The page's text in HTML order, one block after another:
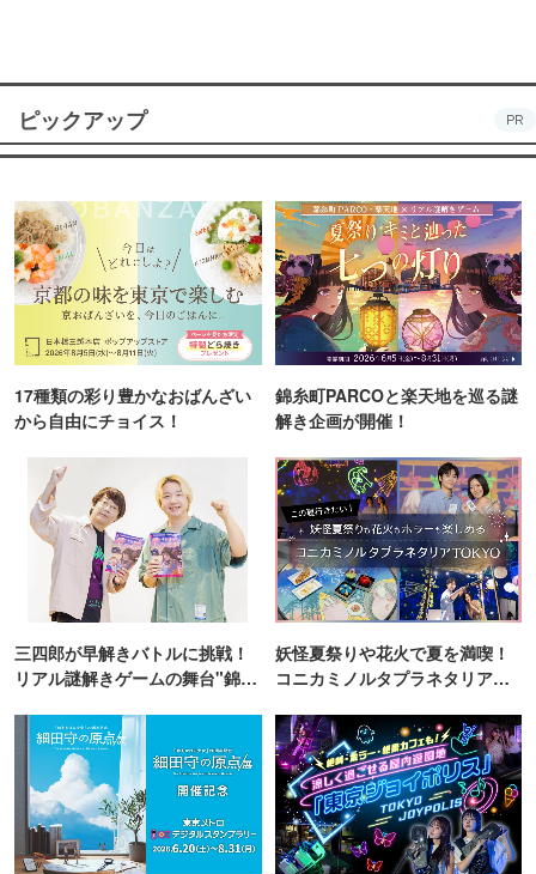
ピックアップ PR
17種類の彩り豊かなおばんざい
から自由にチョイス！
錦糸町PARCOと楽天地を巡る謎
解き企画が開催！
三四郎が早解きバトルに挑戦！
リアル謎解きゲームの舞台"錦糸
妖怪夏祭りや花火で夏を満喫！
コニカミノルタプラネタリア